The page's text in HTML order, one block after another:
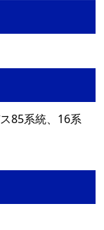
85系統、16系